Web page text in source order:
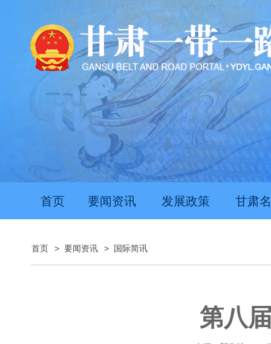
首页 要闻资讯 发展政策 甘肃
首页 > 要闻资讯 > 国际简讯
第八